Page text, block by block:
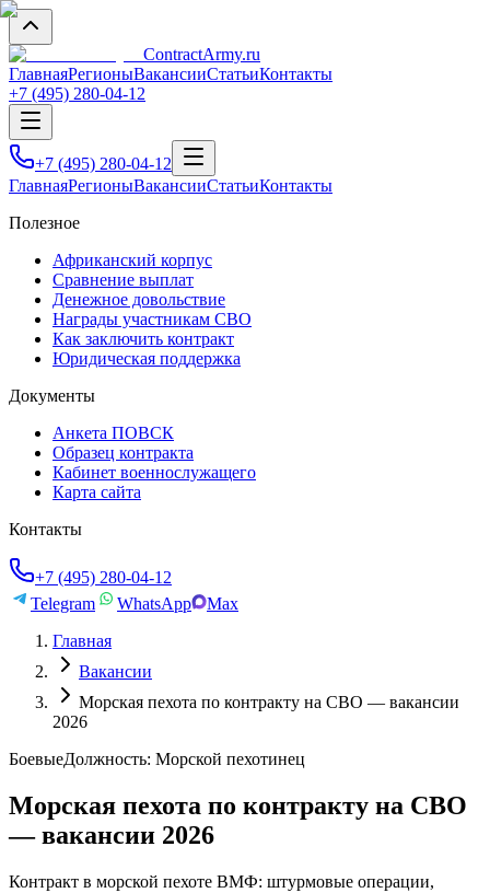
ContractArmy.ru
ГлавнаяРегионыВакансииСтатьиКонтакты
+7 (495) 280-04-12
+7 (495) 280-04-12
ГлавнаяРегионыВакансииСтатьиКонтакты
Полезное
Африканский корпус
Сравнение выплат
Денежное довольствие
Награды участникам СВО
Как заключить контракт
Юридическая поддержка
Документы
Анкета ПОВСК
Образец контракта
Кабинет военнослужащего
Карта сайта
Контакты
+7 (495) 280-04-12
Telegram
WhatsApp
Max
Главная
Вакансии
Морская пехота по контракту на СВО — вакансии
2026
БоевыеДолжность: Морской пехотинец
Морская пехота по контракту на СВО
— вакансии 2026
Контракт в морской пехоте ВМФ: штурмовые операции,